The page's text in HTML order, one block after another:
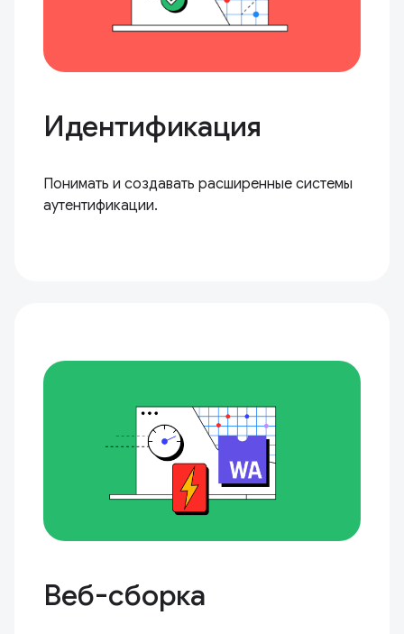
Идентификация
Понимать и создавать расширенные системы
аутентификации.
Веб-сборка